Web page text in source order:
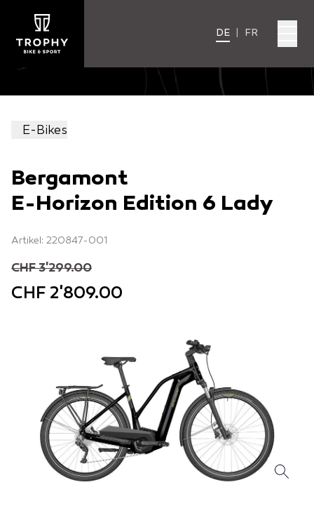
DE FR
E-Bikes
Bergamont
E-Horizon Edition 6 Lady
Artikel: 220847-001
CHF 3'299.00
CHF 2'809.00